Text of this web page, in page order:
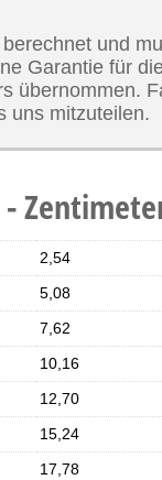
und
Garantie für
übernommen.
uns mitzuteilen.
2,54
5,08
7,62
10,16
12,70
15,24
17,78